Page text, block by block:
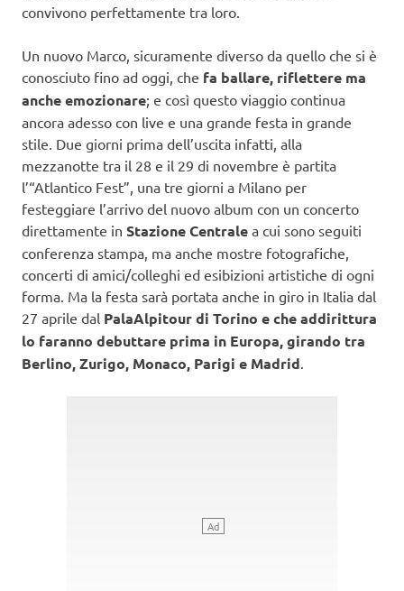
convivono perfettamente tra loro.
Un nuovo Marco, sicuramente diverso da quello che si è
conosciuto fino ad oggi, che fa ballare, riflettere ma
anche emozionare; e così questo viaggio continua
ancora adesso con live e una grande festa in grande
stile. Due giorni prima dell’uscita infatti, alla
mezzanotte tra il 28 e il 29 di novembre è partita
l’“Atlantico Fest”, una tre giorni a Milano per
festeggiare l’arrivo del nuovo album con un concerto
direttamente in Stazione Centrale a cui sono seguiti
conferenza stampa, ma anche mostre fotografiche,
concerti di amici/colleghi ed esibizioni artistiche di ogni
forma. Ma la festa sarà portata anche in giro in Italia dal
27 aprile dal PalaAlpitour di Torino e che addirittura
lo faranno debuttare prima in Europa, girando tra
Berlino, Zurigo, Monaco, Parigi e Madrid